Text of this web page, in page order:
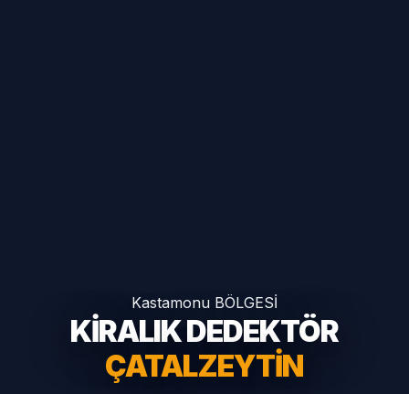
Kastamonu BÖLGESİ
KİRALIK DEDEKTÖR
ÇATALZEYTIN